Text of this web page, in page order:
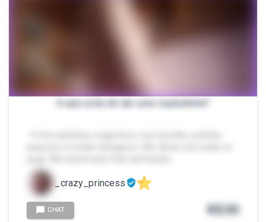
O que acha de dar uma espiadinha?
_crazy_princess
CHAT R$30